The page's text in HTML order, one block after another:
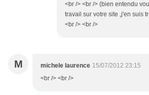
<br /> <br /> (bien entendu
travail sur votre site ,j'en suis
<br /> <br />
M michele laurence 15/07/2012 23:15
<br /> <br />